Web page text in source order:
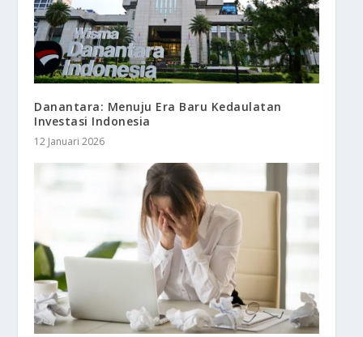
Danantara: Menuju Era Baru Kedaulatan
Investasi Indonesia
12 Januari 2026